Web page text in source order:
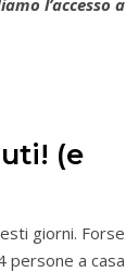
l’accesso a
(e
giorni. Forse
persone a casa